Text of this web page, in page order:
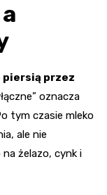
piersią przez
oznacza
tym czasie mleko
ale nie
żelazo, cynk i